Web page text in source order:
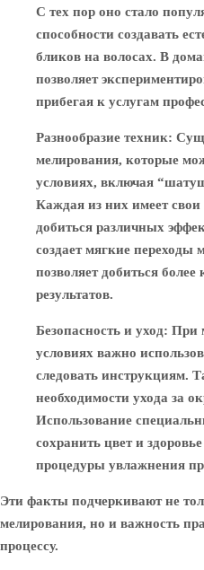
С тех пор оно стало
способности создавать
бликов на волосах. В
позволяет
прибегая к услугам
Разнообразие техник:
мелирования, которые
условиях, включая
Каждая из них имеет свои
добиться различных
создает мягкие переходы
позволяет добиться
результатов.
Безопасность и уход: При
условиях важно
следовать инструкциям.
необходимости ухода за
Использование
сохранить цвет и
процедуры увлажнения
Эти факты подчеркивают не
мелирования, но и важность
процессу.